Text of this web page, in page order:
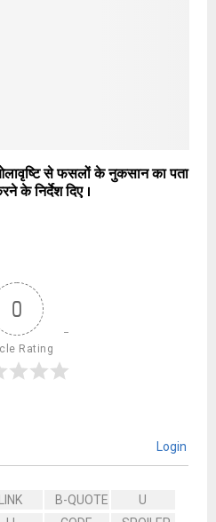
से फसलों के नुकसान का पता
के निर्देश दिए ।
0
Rating
Login